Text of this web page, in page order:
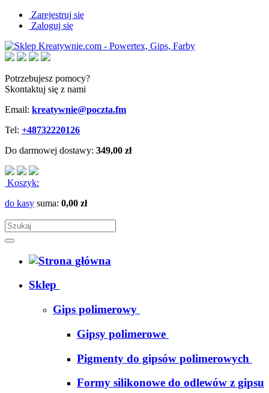
Zarejestruj się
Zaloguj się
Potrzebujesz pomocy?
Skontaktuj się z nami
Email: kreatywnie@poczta.fm
Tel: +48732220126
Do darmowej dostawy: 349,00 zł
Koszyk:
do kasy suma: 0,00 zł
Sklep
Gips polimerowy
Gipsy polimerowe
Pigmenty do gipsów polimerowych
Formy silikonowe do odlewów z gipsu